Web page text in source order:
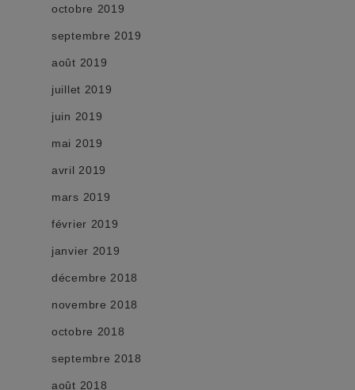
octobre 2019
septembre 2019
août 2019
juillet 2019
juin 2019
mai 2019
avril 2019
mars 2019
février 2019
janvier 2019
décembre 2018
novembre 2018
octobre 2018
septembre 2018
août 2018